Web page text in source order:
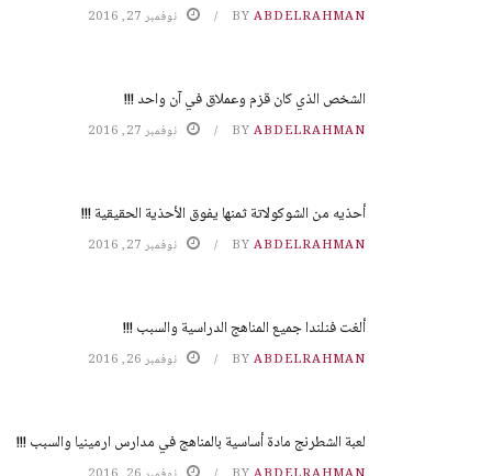
BY ABDELRAHMAN نوفمبر 27, 2016
الشخص الذي كان قزم وعملاق في آن واحد !!!
BY ABDELRAHMAN نوفمبر 27, 2016
أحذيه من الشوكولاتة ثمنها يفوق الأحذية الحقيقية !!!
BY ABDELRAHMAN نوفمبر 27, 2016
ألغت فنلندا جميع المناهج الدراسية والسبب !!!
BY ABDELRAHMAN نوفمبر 26, 2016
لعبة الشطرنج مادة أساسية بالمناهج في مدارس ارمينيا والسبب !!!